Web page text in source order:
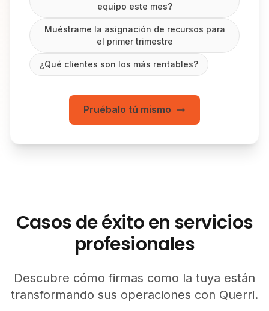
equipo este mes?
Muéstrame la asignación de recursos para
el primer trimestre
¿Qué clientes son los más rentables?
Pruébalo tú mismo
Casos de éxito en servicios
profesionales
Descubre cómo firmas como la tuya están
transformando sus operaciones con Querri.